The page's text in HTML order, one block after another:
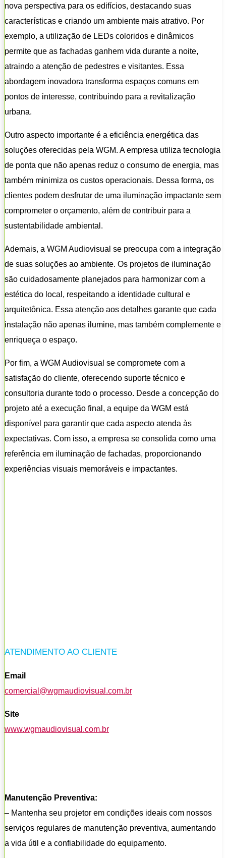
nova perspectiva para os edifícios, destacando suas
características e criando um ambiente mais atrativo. Por
exemplo, a utilização de LEDs coloridos e dinâmicos
permite que as fachadas ganhem vida durante a noite,
atraindo a atenção de pedestres e visitantes. Essa
abordagem inovadora transforma espaços comuns em
pontos de interesse, contribuindo para a revitalização
urbana.
Outro aspecto importante é a eficiência energética das
soluções oferecidas pela WGM. A empresa utiliza tecnologia
de ponta que não apenas reduz o consumo de energia, mas
também minimiza os custos operacionais. Dessa forma, os
clientes podem desfrutar de uma iluminação impactante sem
comprometer o orçamento, além de contribuir para a
sustentabilidade ambiental.
Ademais, a WGM Audiovisual se preocupa com a integração
de suas soluções ao ambiente. Os projetos de iluminação
são cuidadosamente planejados para harmonizar com a
estética do local, respeitando a identidade cultural e
arquitetônica. Essa atenção aos detalhes garante que cada
instalação não apenas ilumine, mas também complemente e
enriqueça o espaço.
Por fim, a WGM Audiovisual se compromete com a
satisfação do cliente, oferecendo suporte técnico e
consultoria durante todo o processo. Desde a concepção do
projeto até a execução final, a equipe da WGM está
disponível para garantir que cada aspecto atenda às
expectativas. Com isso, a empresa se consolida como uma
referência em iluminação de fachadas, proporcionando
experiências visuais memoráveis e impactantes.
ATENDIMENTO AO CLIENTE
Email
comercial@wgmaudiovisual.com.br
Site
www.wgmaudiovisual.com.br
Manutenção Preventiva:
– Mantenha seu projetor em condições ideais com nossos
serviços regulares de manutenção preventiva, aumentando
a vida útil e a confiabilidade do equipamento.